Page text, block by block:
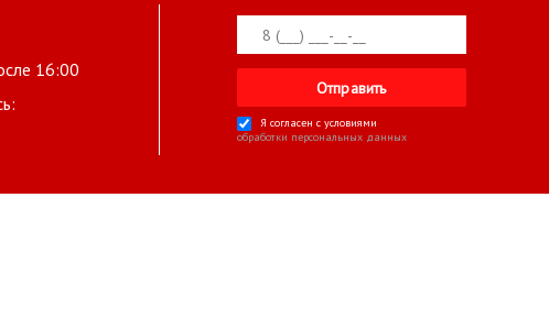
16:00
Я согласен с условиями
обработки персональных данных